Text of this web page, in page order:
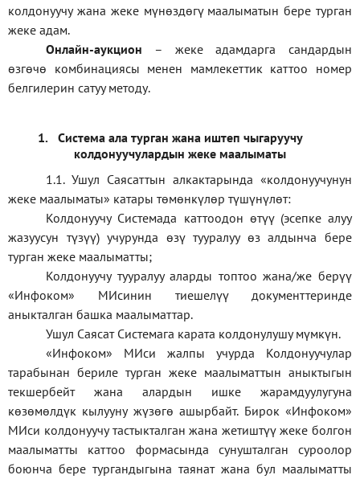
колдонуучу жана жеке мүнөздөгү маалыматын бере турган
жеке адам.
Онлайн-аукцион – жеке адамдарга сандардын
өзгөчө комбинациясы менен мамлекеттик каттоо номер
белгилерин сатуу методу.
1. Система ала турган жана иштеп чыгаруучу
колдонуучулардын жеке маалыматы
1.1. Ушул Саясаттын алкактарында«колдонуучунун
жеке маалыматы» катары төмөнкүлөр түшүнүлөт:
Колдонуучу Системада каттоодон өтүү (эсепке алуу
жазуусун түзүү) учурунда өзү тууралуу өз алдынча бере
турган жеке маалыматты;
Колдонуучу тууралуу аларды топтоо жана/же берүү
«Инфоком» МИсинин тиешелүү документтеринде
аныкталган башка маалыматтар.
Ушул Саясат Системага карата колдонулушу мүмкүн.
«Инфоком» МИси жалпы учурда Колдонуучулар
тарабынан бериле турган жеке маалыматтын аныктыгын
текшербейт жана алардын ишке жарамдуулугуна
көзөмөлдүк кылууну жүзөгө ашырбайт. Бирок «Инфоком»
МИси колдонуучу тастыкталган жана жетиштүү жеке болгон
маалыматты каттоо формасында сунушталган суроолор
боюнча бере тургандыгына таянат жана бул маалыматты